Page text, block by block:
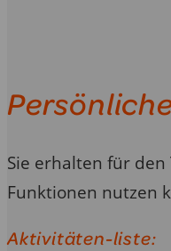
Sie erhalten für
Funktionen nutzen
Aktivitäten-liste: